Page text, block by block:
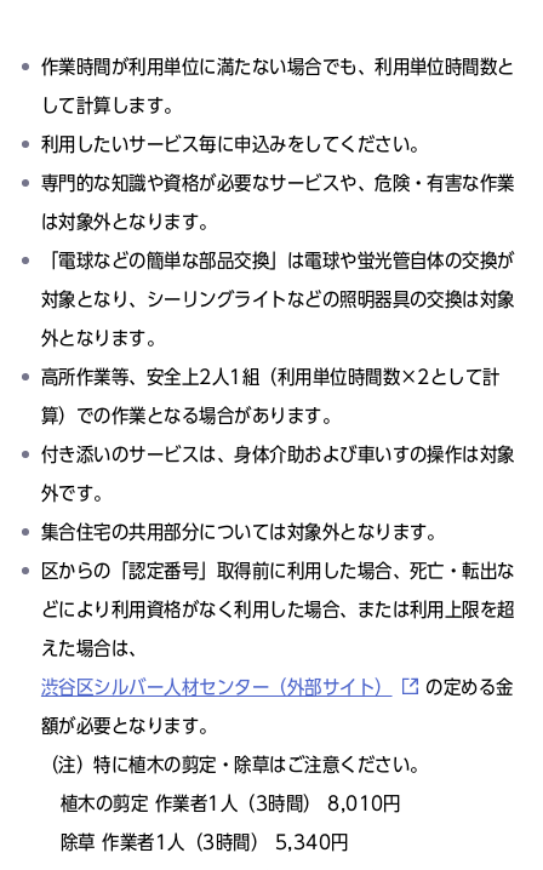
作業時間が利用単位に満たない場合でも、利用単位時間数と
して計算します。
利用したいサービス毎に申込みをしてください。
専門的な知識や資格が必要なサービスや、危険・有害な作業
は対象外となります。
「電球などの簡単な部品交換」は電球や蛍光管自体の交換が
対象となり、シーリングライトなどの照明器具の交換は対象
外となります。
高所作業等、安全上2人1組（利用単位時間数×2として計
算）での作業となる場合があります。
付き添いのサービスは、身体介助および車いすの操作は対象
外です。
集合住宅の共用部分については対象外となります。
区からの「認定番号」取得前に利用した場合、死亡・転出な
どにより利用資格がなく利用した場合、または利用上限を超
えた場合は、
渋谷区シルバー人材センター（外部サイト）
の定める金
額が必要となります。
（注）特に植木の剪定・除草はご注意ください。
植木の剪定 作業者1人（3時間） 8,010円
除草 作業者1人（3時間） 5,340円